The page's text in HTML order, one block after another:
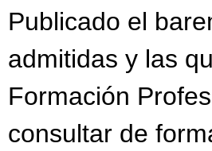
Publicado el
admitidas y las
Formación
consultar de